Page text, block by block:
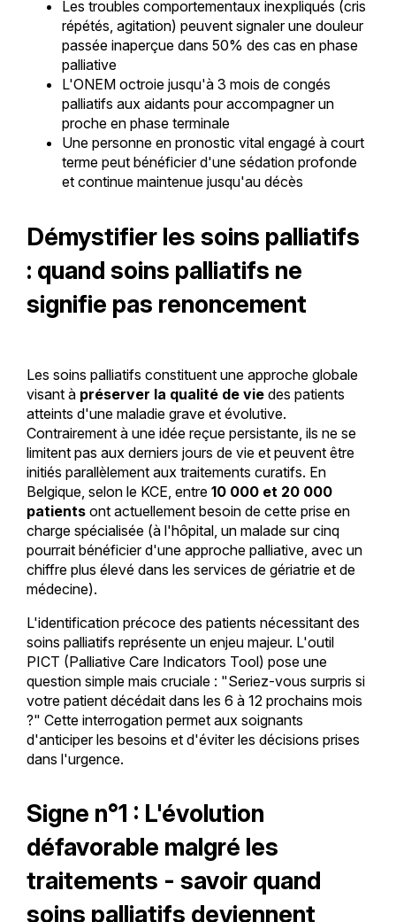
Les troubles comportementaux inexpliqués (cris
répétés, agitation) peuvent signaler une douleur
passée inaperçue dans 50% des cas en phase
palliative
L'ONEM octroie jusqu'à 3 mois de congés
palliatifs aux aidants pour accompagner un
proche en phase terminale
Une personne en pronostic vital engagé à court
terme peut bénéficier d'une sédation profonde
et continue maintenue jusqu'au décès
Démystifier les soins palliatifs
: quand soins palliatifs ne
signifie pas renoncement
Les soins palliatifs constituent une approche globale
visant à préserver la qualité de viedes patients
atteints d'une maladie grave et évolutive.
Contrairement à une idée reçue persistante, ils ne se
limitent pas aux derniers jours de vie et peuvent être
initiés parallèlement aux traitements curatifs. En
Belgique, selon le KCE, entre 10 000 et 20 000
patientsont actuellement besoin de cette prise en
charge spécialisée (à l'hôpital, un malade sur cinq
pourrait bénéficier d'une approche palliative, avec un
chiffre plus élevé dans les services de gériatrie et de
médecine).
L'identification précoce des patients nécessitant des
soins palliatifs représente un enjeu majeur. L'outil
PICT (Palliative Care Indicators Tool) pose une
question simple mais cruciale : "Seriez-vous surpris si
votre patient décédait dans les 6 à 12 prochains mois
?" Cette interrogation permet aux soignants
d'anticiper les besoins et d'éviter les décisions prises
dans l'urgence.
Signe n°1 : L'évolution
défavorable malgré les
traitements - savoir quand
soins palliatifs deviennent